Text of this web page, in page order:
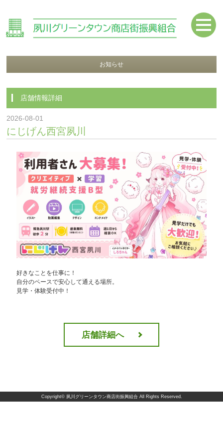
お知らせ
店舗情報詳細
2026-08-01
にじげん西宮夙川
好きなことを仕事に！
自分のペースで安心して通える場所。
見学・体験受付中！
店舗詳細へ
Copyright© 夙川グリーンタウン商店街振興組合All Rights Reserved.